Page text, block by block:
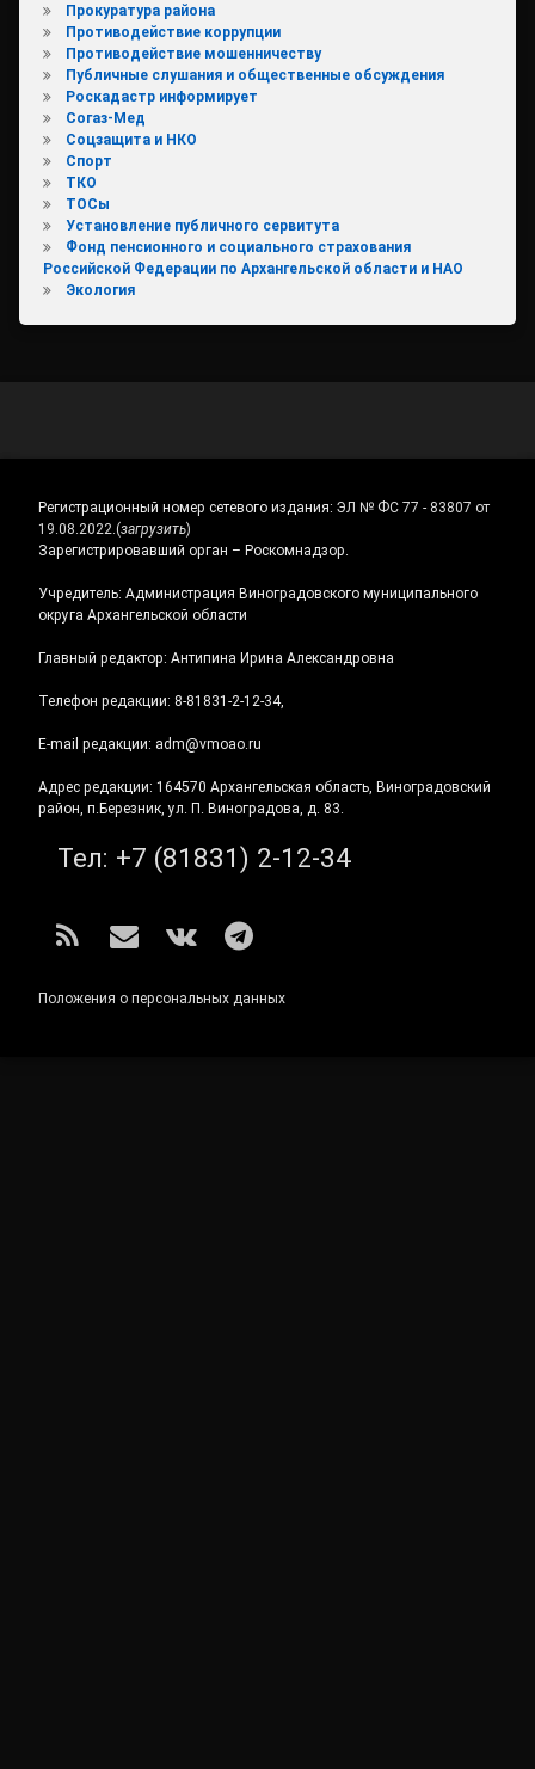
Прокуратура района
Противодействие коррупции
Противодействие мошенничеству
Публичные слушания и общественные обсуждения
Роскадастр информирует
Согаз-Мед
Соцзащита и НКО
Спорт
ТКО
ТОСы
Установление публичного сервитута
Фонд пенсионного и социального страхования
Российской Федерации по Архангельской области и НАО
Экология
Регистрационный номер сетевого издания: ЭЛ № ФС 77 - 83807 от
19.08.2022.(загрузить)
Зарегистрировавший орган – Роскомнадзор.
Учредитель: Администрация Виноградовского муниципального
округа Архангельской области
Главный редактор: Антипина Ирина Александровна
Телефон редакции: 8-81831-2-12-34,
E-mail редакции: adm@vmoao.ru
Адрес редакции: 164570 Архангельская область, Виноградовский
район, п.Березник, ул. П. Виноградова, д. 83.
Тел: +7 (81831) 2-12-34
RSS E-mailВКонтакте
Telegram
Положения о персональных данных